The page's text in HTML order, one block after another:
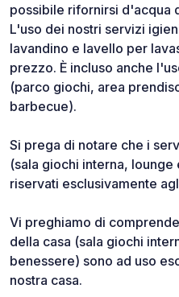
possibile rifornirsi d'acqua
L'uso dei nostri servizi
lavandino e lavello per
prezzo. È incluso anche
(parco giochi, area
barbecue).
Si prega di notare che i
(sala giochi interna,
riservati esclusivamente
Vi preghiamo di
della casa (sala giochi
benessere) sono ad uso
nostra casa.